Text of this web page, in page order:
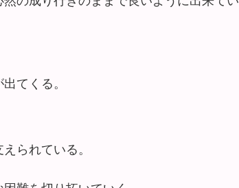
てくる。
られている。